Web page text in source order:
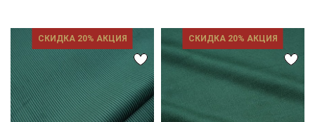
СКИДКА 20% АКЦИЯ СКИДКА 20% АКЦИЯ